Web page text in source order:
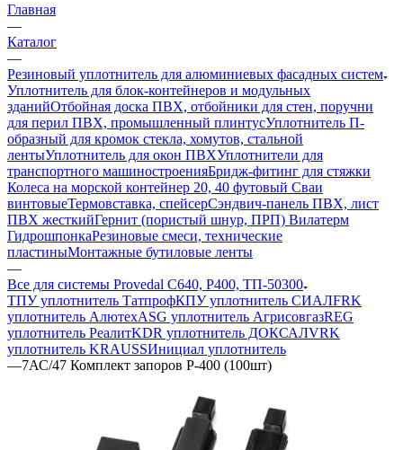
Главная
—
Каталог
—
Резиновый уплотнитель для алюминиевых фасадных систем
Уплотнитель для блок-контейнеров и модульных
зданийОтбойная доска ПВХ, отбойники для стен, поручни
для перил ПВХ, промышленный плинтусУплотнитель П-
образный для кромок стекла, хомутов, стальной
лентыУплотнитель для окон ПВХУплотнители для
транспортного машиностроенияБридж-фитинг для стяжки
Колеса на морской контейнер 20, 40 футовый Сваи
винтовыеТермовставка, спейсерСэндвич-панель ПВХ, лист
ПВХ жесткийГернит (пористый шнур, ПРП) Вилатерм
ГидрошпонкаРезиновые смеси, технические
пластиныМонтажные бутиловые ленты
—
Все для системы Provedal С640, Р400, ТП-50300
ТПУ уплотнитель ТатпрофКПУ уплотнитель СИАЛFRK
уплотнитель АлютехASG уплотнитель АгрисовгазREG
уплотнитель РеалитKDR уплотнитель ДОКСАЛVRK
уплотнитель KRAUSSИнициал уплотнитель
—7АС/47 Комплект запоров Р-400 (100шт)